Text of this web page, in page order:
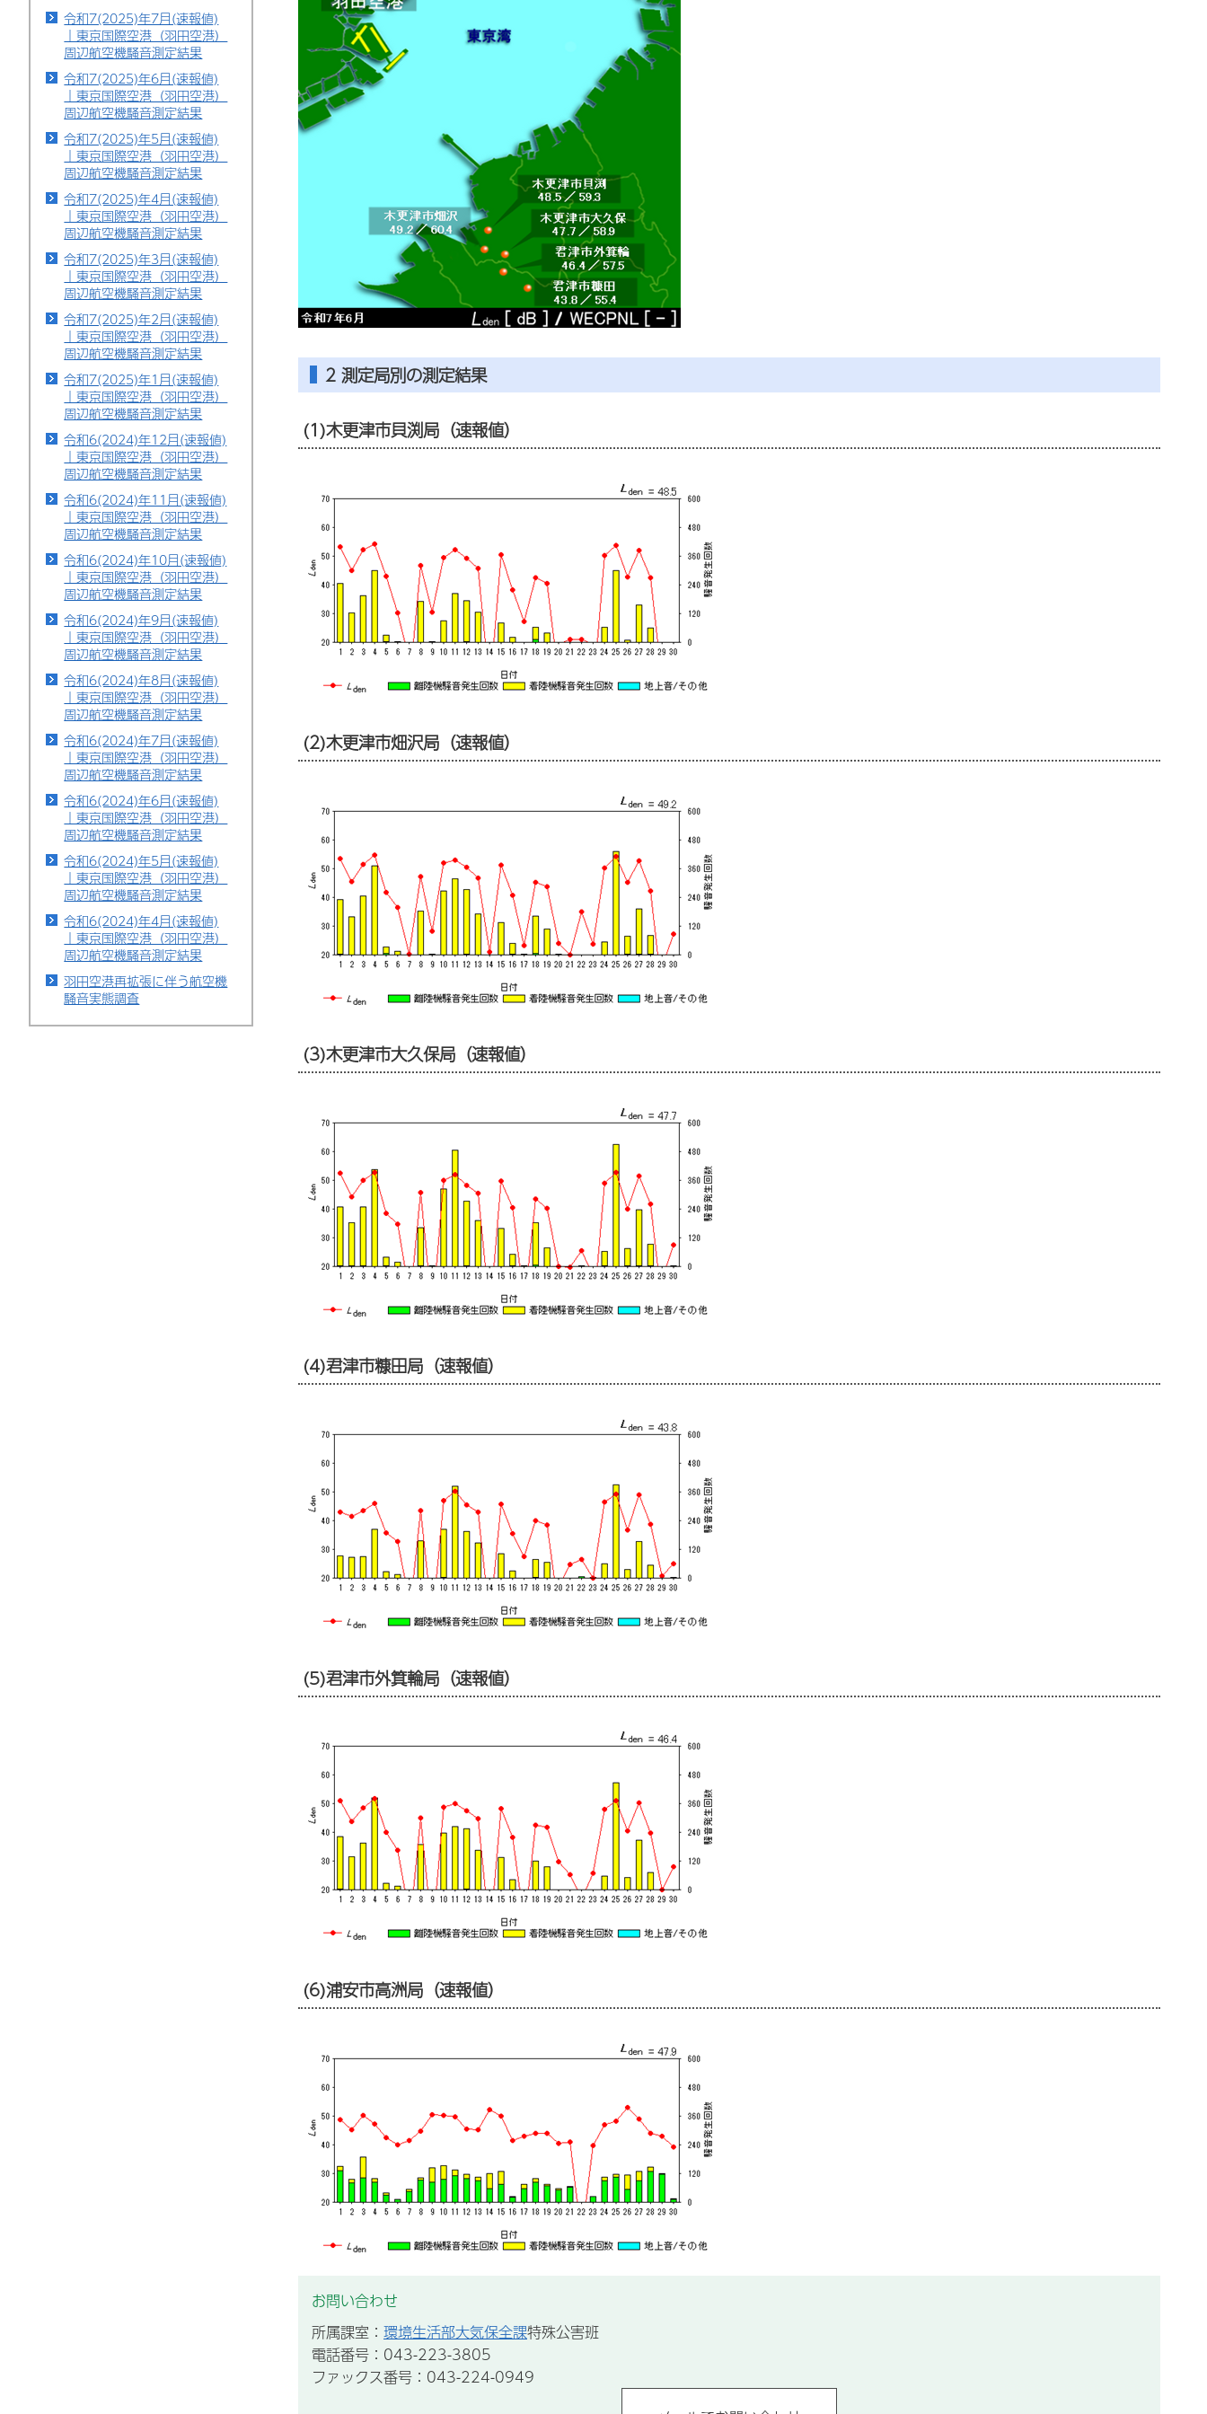
令和7(2025)年7月(速報値)
｜東京国際空港（羽田空港）
周辺航空機騒音測定結果
令和7(2025)年6月(速報値)
｜東京国際空港（羽田空港）
周辺航空機騒音測定結果
令和7(2025)年5月(速報値)
｜東京国際空港（羽田空港）
周辺航空機騒音測定結果
令和7(2025)年4月(速報値)
｜東京国際空港（羽田空港）
周辺航空機騒音測定結果
令和7(2025)年3月(速報値)
｜東京国際空港（羽田空港）
周辺航空機騒音測定結果
令和7(2025)年2月(速報値)
｜東京国際空港（羽田空港）
周辺航空機騒音測定結果
令和7(2025)年1月(速報値)
｜東京国際空港（羽田空港）
周辺航空機騒音測定結果
令和6(2024)年12月(速報値)
｜東京国際空港（羽田空港）
周辺航空機騒音測定結果
令和6(2024)年11月(速報値)
｜東京国際空港（羽田空港）
周辺航空機騒音測定結果
令和6(2024)年10月(速報値)
｜東京国際空港（羽田空港）
周辺航空機騒音測定結果
令和6(2024)年9月(速報値)
｜東京国際空港（羽田空港）
周辺航空機騒音測定結果
令和6(2024)年8月(速報値)
｜東京国際空港（羽田空港）
周辺航空機騒音測定結果
令和6(2024)年7月(速報値)
｜東京国際空港（羽田空港）
周辺航空機騒音測定結果
令和6(2024)年6月(速報値)
｜東京国際空港（羽田空港）
周辺航空機騒音測定結果
令和6(2024)年5月(速報値)
｜東京国際空港（羽田空港）
周辺航空機騒音測定結果
令和6(2024)年4月(速報値)
｜東京国際空港（羽田空港）
周辺航空機騒音測定結果
羽田空港再拡張に伴う航空機
騒音実態調査
2 測定局別の測定結果
(1)木更津市貝渕局（速報値）
(2)木更津市畑沢局（速報値）
(3)木更津市大久保局（速報値）
(4)君津市糠田局（速報値）
(5)君津市外箕輪局（速報値）
(6)浦安市高洲局（速報値）
お問い合わせ
所属課室： 環境生活部大気保全課特殊公害班
電話番号：043-223-3805
ファックス番号：043-224-0949